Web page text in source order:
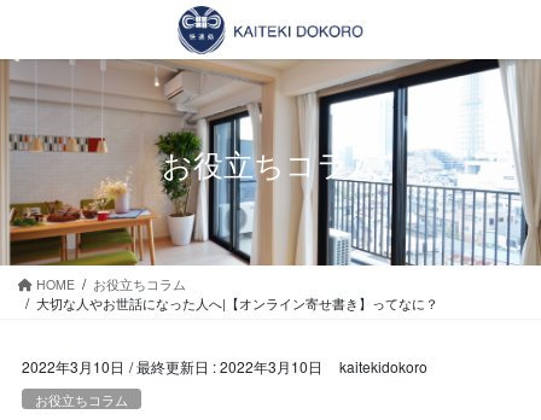
テ
ン
に
ゲ
ー
ョ
移
動
お役立ちコラム
HOME
お役立ちコラム
大切な人やお世話になった人へ|【オンライン寄せ書き】ってなに？
2022年3月10日 / 最終更新日 :2022年3月10日 kaitekidokoro
お役立ちコラム